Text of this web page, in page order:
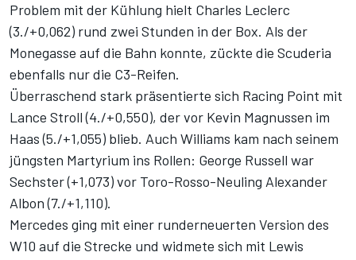
Problem mit der Kühlung hielt Charles Leclerc
(3./+0,062) rund zwei Stunden in der Box. Als der
Monegasse auf die Bahn konnte, zückte die Scuderia
ebenfalls nur die C3-Reifen.
Überraschend stark präsentierte sich Racing Point mit
Lance Stroll (4./+0,550), der vor Kevin Magnussen im
Haas (5./+1,055) blieb. Auch Williams kam nach seinem
jüngsten Martyrium ins Rollen: George Russell war
Sechster (+1,073) vor Toro-Rosso-Neuling Alexander
Albon (7./+1,110).
Mercedes ging mit einer runderneuerten Version des
W10 auf die Strecke und widmete sich mit Lewis